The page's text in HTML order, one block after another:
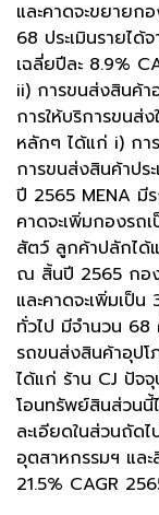
และคาดจะขยายก
68 ประเมินรายได้
เฉลี่ยปีละ 8.9%
ii) การขนส่งสินค้า
การให้บริการขนส่
หลักๆ ได้แก่ i) กา
การขนส่งสินค้าป
ปี 2565 MENA มี
คาดจะเพิ่มกองรถ
สัตว์ ลูกค้าปลักได้
ณ สิ้นปี 2565 กอง
และคาดจะเพิ่มเป็
ทั่วไป มีจำนวน 68
รถขนส่งสินค้าอุป
ได้แก่ ร้าน CJ ปัจ
โอนทรัพย์สินส่วนนี้
ละเอียดในส่วนถัด
อุตสาหกรรมฯ และ
21.5% CAGR